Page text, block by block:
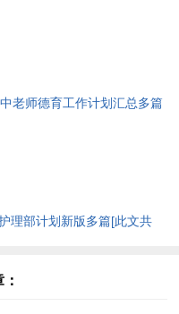
老师德育工作计划汇总多篇
理部计划新版多篇[此文共